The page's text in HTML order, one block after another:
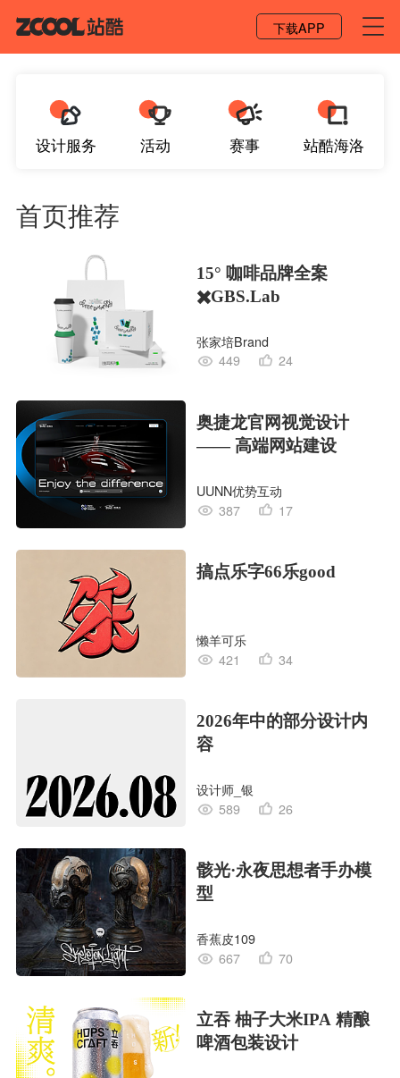
下载APP
设计服务 活动 赛事 站酷海洛
首页推荐
15° 咖啡品牌全案
✖️GBS.Lab
张家培Brand
449
24
奥捷龙官网视觉设计
—— 高端网站建设
UUNN优势互动
387
17
搞点乐字66乐good
懒羊可乐
421
34
2026年中的部分设计内
容
设计师_银
589
26
骸光·永夜思想者手办模
型
香蕉皮109
667
70
立吞 柚子大米IPA 精酿
啤酒包装设计